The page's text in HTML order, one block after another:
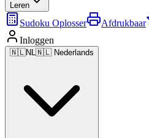
Leren
Sudoku Oplosser Afdrukbaar
Inloggen
🇳🇱NL🇳🇱 Nederlands